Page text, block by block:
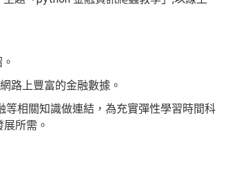
路上豐富的金融數據。
相關知識做連結，為充實彈性學習時間科
所需。